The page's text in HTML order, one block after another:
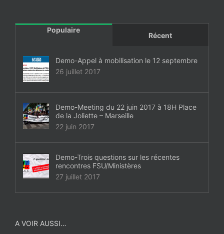
Populaire
Récent
Demo-Appel à mobilisation le 12 septembre
26 juillet 2017
Demo-Meeting du 22 juin 2017 à 18H Place
de la Joliette – Marseille
22 juin 2017
Demo-Trois questions sur les récentes
rencontres FSU/Ministères
27 juillet 2017
A VOIR AUSSI…